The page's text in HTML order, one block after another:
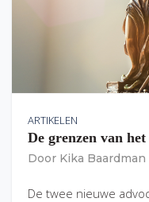
ARTIKELEN
De grenzen van
Door Kika Baardman
De twee nieuwe